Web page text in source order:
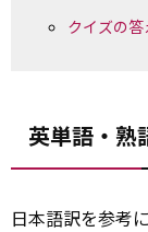
クイズの答
英単語・熟
日本語訳を参考